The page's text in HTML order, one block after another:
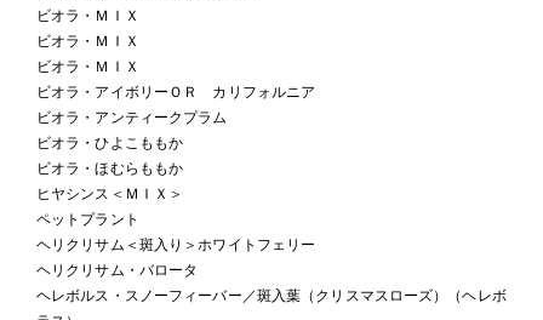
ビオラ・ＭＩＸ
ビオラ・ＭＩＸ
ビオラ・ＭＩＸ
ビオラ・アイボリーＯＲ カリフォルニア
ビオラ・アンティークプラム
ビオラ・ひよこももか
ビオラ・ほむらももか
ヒヤシンス＜ＭＩＸ＞
ペットプラント
ヘリクリサム＜斑入り＞ホワイトフェリー
ヘリクリサム・バロータ
ヘレボルス・スノーフィーバー／斑入葉（クリスマスローズ）（ヘレボ